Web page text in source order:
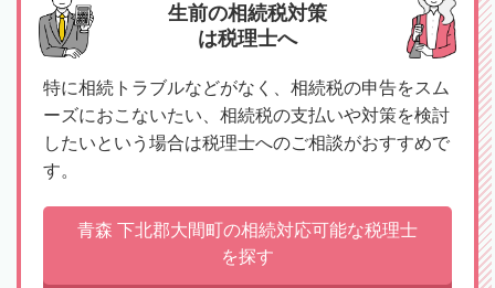
生前の相続税対策
は税理士へ
特に相続トラブルなどがなく、相続税の申告をスム
ーズにおこないたい、相続税の支払いや対策を検討
したいという場合は税理士へのご相談がおすすめで
す。
青森 下北郡大間町の相続対応可能な税理士
を探す